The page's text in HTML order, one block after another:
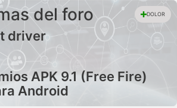
del foro DOLOR
driver
APK 9.1 (Free Fire)
Android